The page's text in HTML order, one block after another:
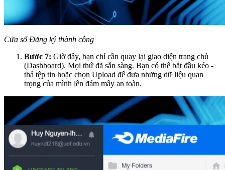
Cửa sổ Đăng ký thành công
Bước 7: Giờ đây, bạn chỉ cần quay lại giao diện trang chủ
(Dashboard). Mọi thứ đã sẵn sàng. Bạn có thể bắt đầu kéo -
thả tệp tin hoặc chọn Upload để đưa những dữ liệu quan
trọng của mình lên đám mây an toàn.